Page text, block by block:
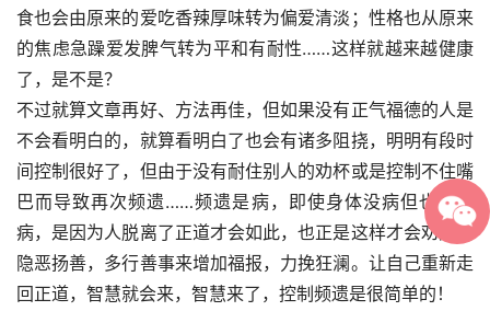
食也会由原来的爱吃香辣厚味转为偏爱清淡；性格也从原来
的焦虑急躁爱发脾气转为平和有耐性……这样就越来越健康
了，是不是？
不过就算文章再好、方法再佳，但如果没有正气福德的人是
不会看明白的，就算看明白了也会有诸多阻挠，明明有段时
间控制很好了，但由于没有耐住别人的劝杯或是控制不住嘴
巴而导致再次频遗……频遗是病，即使身体没病但也是心
病，是因为人脱离了正道才会如此，也正是这样才会劝大家
隐恶扬善，多行善事来增加福报，力挽狂澜。让自己重新走
回正道，智慧就会来，智慧来了，控制频遗是很简单的！